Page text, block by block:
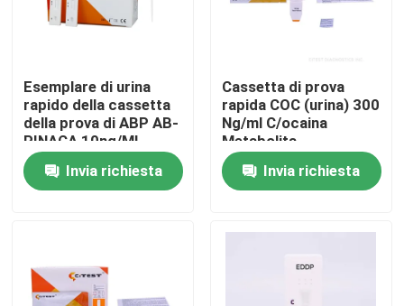
Controllo di qualità
Notizie
Corredo rapido della prova dell'antigene di Covid 19
Corredo della prova della salute delle donne
Esemplare di urina
rapido della cassetta
della prova di ABP AB-
PINACA 10ng/ML
Invia richiesta
Cassetta di prova
rapida COC (urina) 300
Ng/ml C/ocaina
Metabolita
Benzoilecgonina
Invia richiesta